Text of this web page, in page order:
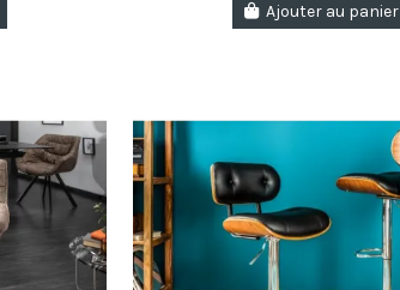
Ajouter au panier